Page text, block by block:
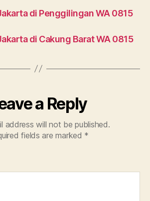
di Penggilingan WA 0815
di Cakung Barat WA 0815
a Reply
address will not be published.
fields are marked *